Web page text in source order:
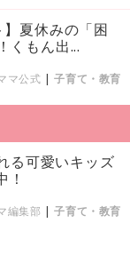
】夏休みの「困
くもん出...
マ公式 |子育て・教育
る可愛いキッズ
編集部 |子育て・教育